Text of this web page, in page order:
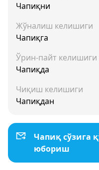
Чапиқни
Жўналиш келишиги
Чапиқга
Ўрин-пайт келишиги
Чапиқда
Чиқиш келишиги
Чапиқдан
Чапиқ сўзига
юбориш